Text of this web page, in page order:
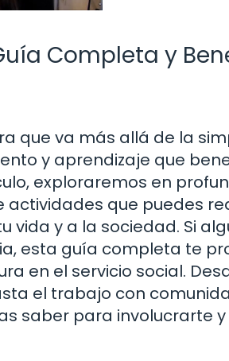
Completa y
que va más allá de la
y aprendizaje que
exploraremos en
que puedes
y a la sociedad. Si
esta guía completa te
en el servicio social.
el trabajo con
saber para involucrarte